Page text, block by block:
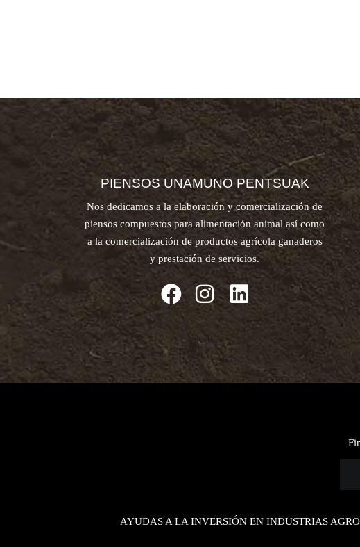
PIENSOS UNAMUNO PENTSUAK
Nos dedicamos a la elaboración y comercialización de
piensos compuestos para alimentación animal así como
a la comercialización de productos agrícola ganaderos
y prestación de servicios.
AYUDAS A LA INVERSIÓN EN INDUSTRIAS